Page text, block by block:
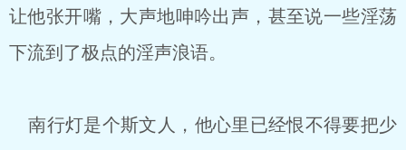
让他张开嘴，大声地呻吟出声，甚至说一些淫荡
下流到了极点的淫声浪语。
南行灯是个斯文人，他心里已经恨不得要把少